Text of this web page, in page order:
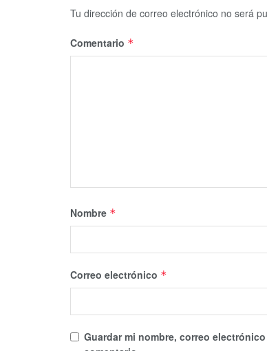
Tu dirección de correo electrónico no será
Comentario *
Nombre *
Correo electrónico *
Guardar mi nombre, correo